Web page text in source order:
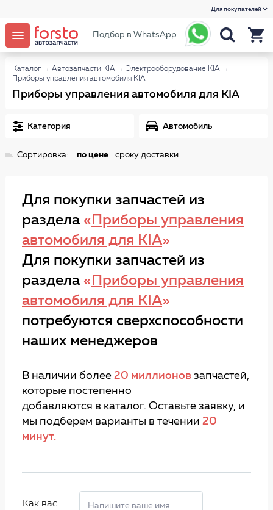
Для покупателей
Подбор в WhatsApp
Каталог → Автозапчасти KIA → Электрооборудование KIA →
Приборы управления автомобиля KIA
Приборы управления автомобиля для KIA
Категория Автомобиль
Сортировка: по цене сроку доставки
Для покупки запчастей из
раздела « Приборы управления
автомобиля для KIA»
Для покупки запчастей из
раздела « Приборы управления
автомобиля для KIA»
потребуются сверхспособности
наших менеджеров
В наличии более 20 миллионов запчастей,
которые постепенно
добавляются в каталог. Оставьте заявку, и
мы подберем варианты в течении 20
минут.
Как вас